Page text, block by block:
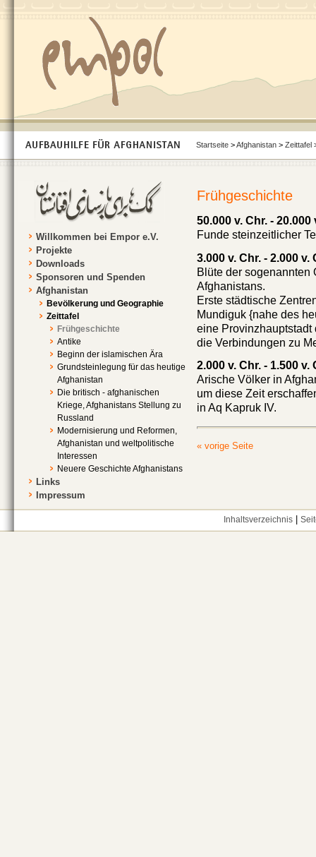
Startseite >Afghanistan > Zeittafel
Willkommen bei Empor e.V.
Projekte
Downloads
Sponsoren und Spenden
Afghanistan
Bevölkerung und Geographie
Zeittafel
Frühgeschichte
Antike
Beginn der islamischen Ära
Grundsteinlegung für das heutige
Afghanistan
Die britisch - afghanischen
Kriege, Afghanistans Stellung zu
Russland
Modernisierung und Reformen,
Afghanistan und weltpolitische
Interessen
Neuere Geschichte Afghanistans
Links
Impressum
Frühgeschichte
50.000 v. Chr. - 20.000
Funde steinzeitlicher
3.000 v. Chr. - 2.000 v.
Blüte der sogenannten
Afghanistans.
Erste städtische
Mundiguk {nahe des
eine Provinzhauptstadt
die Verbindungen zu
2.000 v. Chr. - 1.500 v.
Arische Völker in
um diese Zeit
in Aq Kapruk IV.
« vorige Seite
Inhaltsverzeichnis